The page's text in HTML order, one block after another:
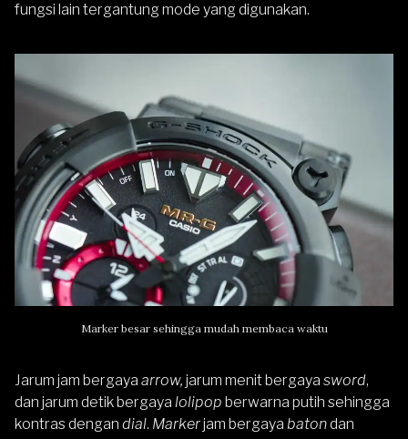
fungsi lain tergantung mode yang digunakan.
Marker besar sehingga mudah membaca waktu
Jarum jam bergaya arrow, jarum menit bergaya sword,
dan jarum detik bergaya lolipop berwarna putih sehingga
kontras dengan dial. Markerjam bergaya batondan